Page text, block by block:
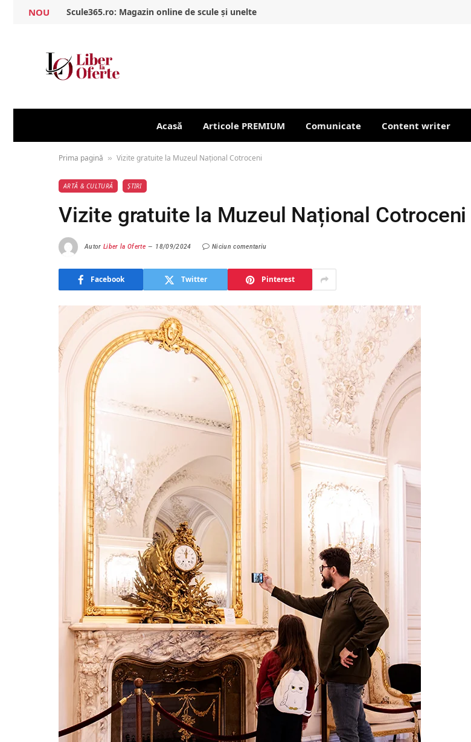
NOU Scule365.ro: Magazin online de scule și unelte
Acasă Articole PREMIUM Comunicate Content writer
Prima pagină » Vizite gratuite la Muzeul Național Cotroceni
ARTĂ & CULTURĂ ȘTIRI
Vizite gratuite la Muzeul Național Cotroceni
Autor Liber la Oferte 18/09/2024 Niciun comentariu
Facebook Twitter Pinterest